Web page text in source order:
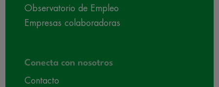
Observatorio de Empleo
Empresas colaboradoras
Conecta con nosotros
Contacto